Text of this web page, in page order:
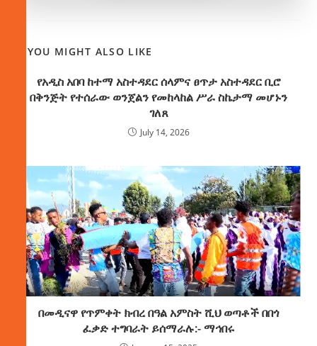
YOU MIGHT ALSO LIKE
የአዲስ አበባ ከተማ አስተዳደር ሰላምና ፀጥታ አስተዳደር ቢሮ
በቅንጅት የተሰራው ወንጀልን የመከላከል ሥራ ስኬታማ መሆኑን
ገለጸ
July 14, 2026
በመዲናዋ የጥምቀት ክብረ በዓል አምስት ሺህ ወጣቶች በበጎ
ፈቃድ ተግባራት ይሰማራሉ:- ማኅበሩ